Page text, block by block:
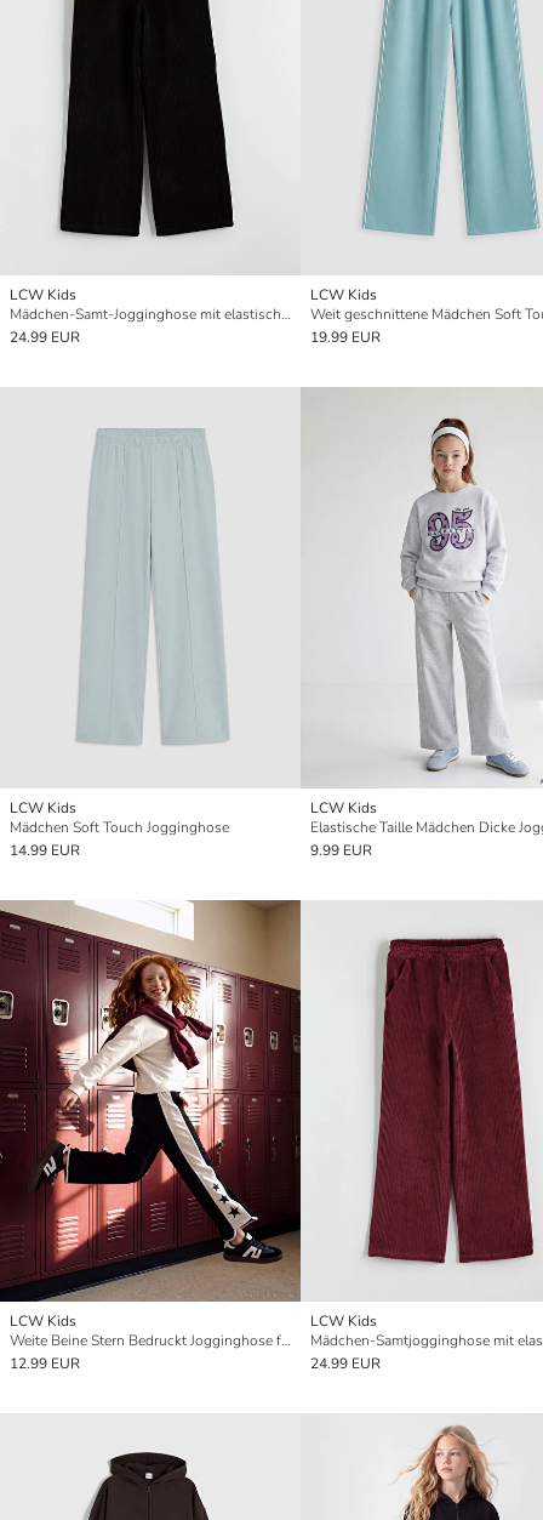
LCW Kids
Mädchen-Samt-Jogginghose mit elastischem Bund
24.99 EUR
LCW Kids
19.99 EUR
LCW Kids
Mädchen Soft Touch Jogginghose
14.99 EUR
LCW Kids
9.99 EUR
LCW Kids
Weite Beine Stern Bedruckt Jogginghose für Mädchen
12.99 EUR
LCW Kids
24.99 EUR